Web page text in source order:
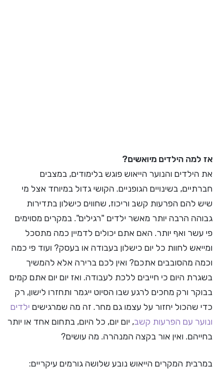
אז למה הילדים מיואשים?
את הילדים והנוער הייאוש פוגש בלימודים, במצבים
חברתיים, בשינויים הגופניים. הקושי גדול במיוחד אצל מי
שיש להם הפרעות קשב וריכוז, שחווים כישלון בתדירות
גבוהה הרבה יותר מאשר ילדים "רגילים". במקרים מסוימים
פי עשר ואף יותר. האם אתם יכולים לדמיין כמה מתסכל
ומייאש לחוות כל יום כישלון בעבודה או בעסק? ועוד פי כמה
וכמה מהסובבים אתכם? ואין לכם ברירה אלא להמשיך
בשגרת היום כי חייבים ללכת לעבודה. ואז יום יום אתם קמים
בבוקר ורק מחכים לרגע שבו הסיוט ייגמר ותחזרו לישון, רק
כדי שהכול יחזור על עצמו גם מחר. זה מה שמרגישים ילדים
ונוער עם הפרעות קשב, יום יום, כל היום, בתחום אחד או יותר
בחייהם. ואין אור בקצה המנהרה. מה עושים?
במרבית המקרים הייאוש נובע שלושה גורמים עיקריים: